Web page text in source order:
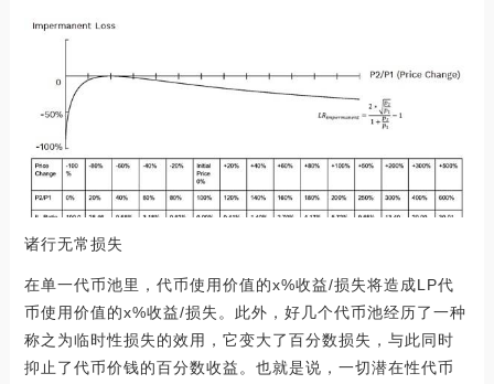
诸行无常损失
在单一代币池里，代币使用价值的x%收益/损失将造成LP代
币使用价值的x%收益/损失。此外，好几个代币池经历了一种
称之为临时性损失的效用，它变大了百分数损失，与此同时
抑止了代币价钱的百分数收益。也就是说，一切潜在性代币